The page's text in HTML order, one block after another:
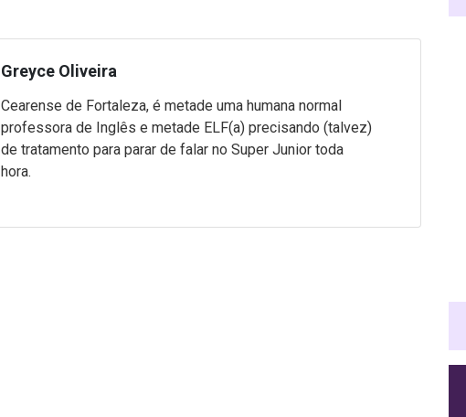
Greyce Oliveira
Cearense de Fortaleza, é metade uma humana normal
professora de Inglês e metade ELF(a) precisando (talvez)
de tratamento para parar de falar no Super Junior toda
hora.